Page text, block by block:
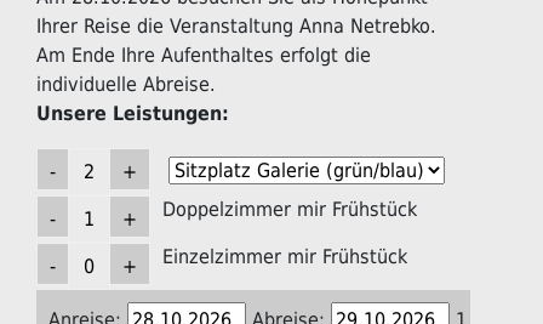
Ihrer Reise die Veranstaltung Anna Netrebko.
Am Ende Ihre Aufenthaltes erfolgt die
individuelle Abreise.
Unsere Leistungen:
Doppelzimmer mir Frühstück
Einzelzimmer mir Frühstück